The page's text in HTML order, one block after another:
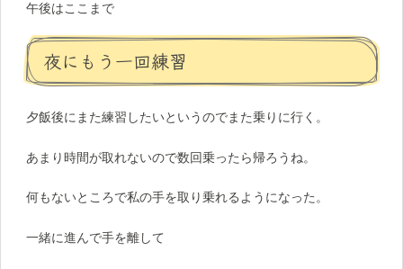
午後はここまで
夜にもう一回練習
夕飯後にまた練習したいというのでまた乗りに行く。
あまり時間が取れないので数回乗ったら帰ろうね。
何もないところで私の手を取り乗れるようになった。
一緒に進んで手を離して